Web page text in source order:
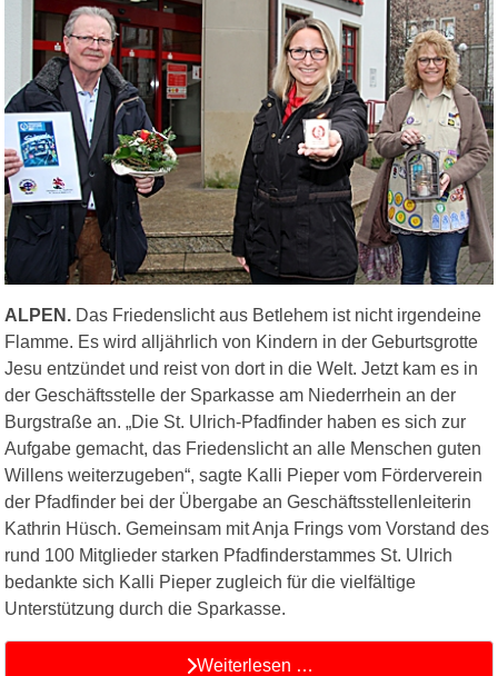
ALPEN. Das Friedenslicht aus Betlehem ist nicht irgendeine
Flamme. Es wird alljährlich von Kindern in der Geburtsgrotte
Jesu entzündet und reist von dort in die Welt. Jetzt kam es in
der Geschäftsstelle der Sparkasse am Niederrhein an der
Burgstraße an. „Die St. Ulrich-Pfadfinder haben es sich zur
Aufgabe gemacht, das Friedenslicht an alle Menschen guten
Willens weiterzugeben“, sagte Kalli Pieper vom Förderverein
der Pfadfinder bei der Übergabe an Geschäftsstellenleiterin
Kathrin Hüsch. Gemeinsam mit Anja Frings vom Vorstand des
rund 100 Mitglieder starken Pfadfinderstammes St. Ulrich
bedankte sich Kalli Pieper zugleich für die vielfältige
Unterstützung durch die Sparkasse.
Weiterlesen …